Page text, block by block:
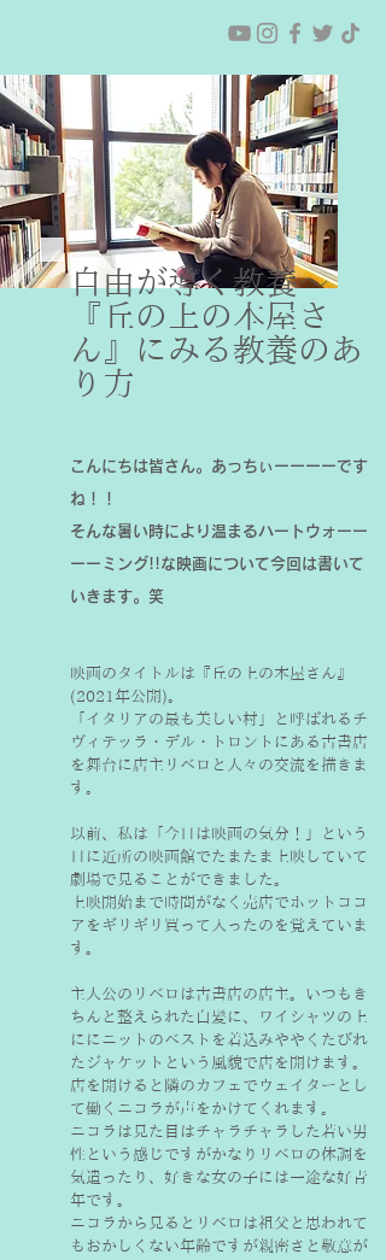
自由が導く教養〜
『丘の上の本屋さ
ん』にみる教養のあ
り方
こんにちは皆さん。あっちぃーーーーです
ね！！
そんな暑い時により温まるハートウォーー
ーーミング!!な映画について今回は書いて
いきます。笑
映画のタイトルは『丘の上の本屋さん』
(2021年公開)。
「イタリアの最も美しい村」と呼ばれるチ
ヴィテッラ・デル・トロントにある古書店
を舞台に店主リベロと人々の交流を描きま
す。
以前、私は「今日は映画の気分！」という
日に近所の映画館でたまたま上映していて
劇場で見ることができました。
上映開始まで時間がなく売店でホットココ
アをギリギリ買って入ったのを覚えていま
す。
主人公のリベロは古書店の店主。いつもき
ちんと整えられた白髪に、ワイシャツの上
ににニットのベストを着込みややくたびれ
たジャケットという風貌で店を開けます。
店を開けると隣のカフェでウェイターとし
て働くニコラが声をかけてくれます。
ニコラは見た目はチャラチャラした若い男
性という感じですがかなりリベロの体調を
気遣ったり、好きな女の子には一途な好青
年です。
ニコラから見るとリベロは祖父と思われて
もおかしくない年齢ですが親密さと敬意が